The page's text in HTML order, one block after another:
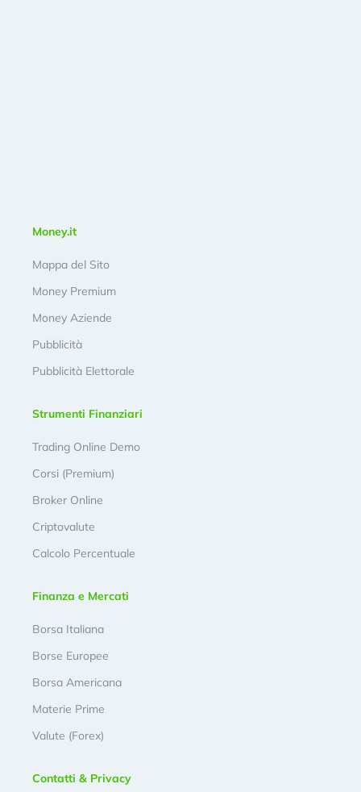
Money.it
Mappa del Sito
Money Premium
Money Aziende
Pubblicità
Pubblicità Elettorale
Strumenti Finanziari
Trading Online Demo
Corsi (Premium)
Broker Online
Criptovalute
Calcolo Percentuale
Finanza e Mercati
Borsa Italiana
Borse Europee
Borsa Americana
Materie Prime
Valute (Forex)
Contatti & Privacy